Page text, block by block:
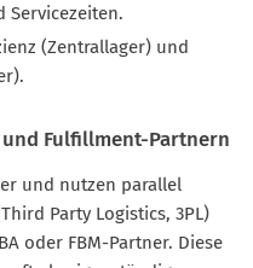
Servicezeiten.
(Zentrallager) und
Fulfillment-Partnern
und nutzen parallel
Party Logistics, 3PL)
oder FBM-Partner. Diese